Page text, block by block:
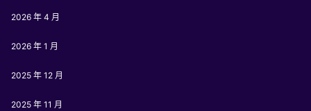
2026 年 4 月
2026 年 1 月
2025 年 12 月
2025 年 11 月